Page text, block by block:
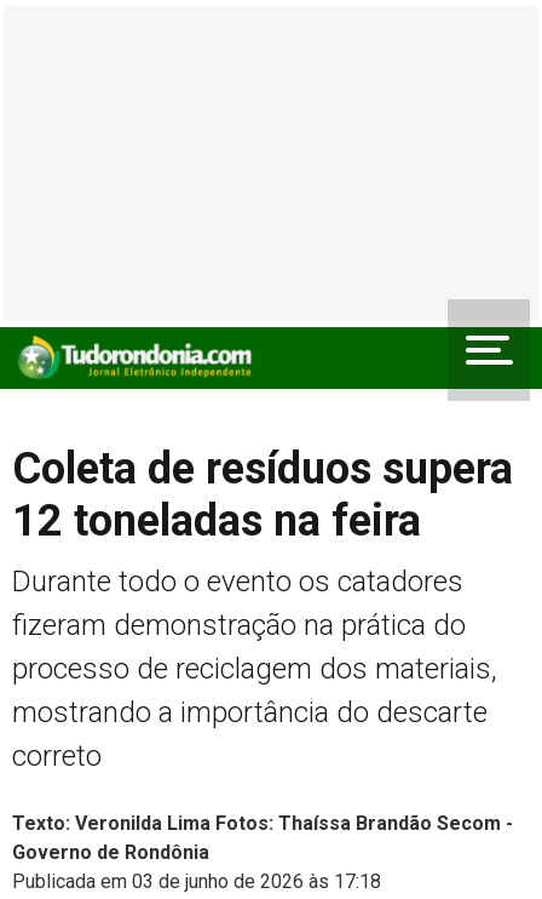
Coleta de resíduos supera
12 toneladas na feira
Durante todo o evento os catadores
fizeram demonstração na prática do
processo de reciclagem dos materiais,
mostrando a importância do descarte
correto
Texto: Veronilda Lima Fotos: Thaíssa Brandão Secom -
Governo de Rondônia
Publicada em 03 de junho de 2026 às 17:18